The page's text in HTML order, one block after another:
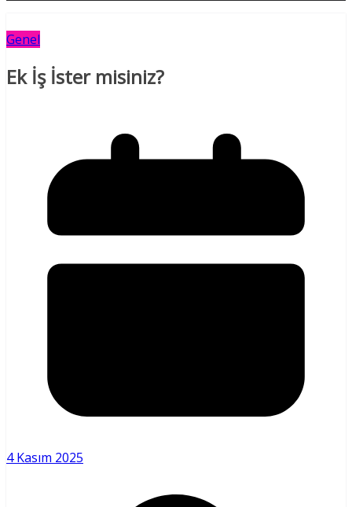
Genel
Ek İş İster misiniz?
4 Kasım 2025